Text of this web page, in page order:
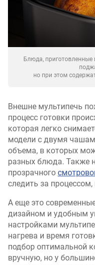
Блюда,
но при этом
Внешне мультипечь
процесс готовки
которая легко
модели с двумя
объема, в которых
разных блюда. Также
прозрачного
следить за
А еще это
дизайном и удобным
настройками
нагрева и время
подбор оптимальной
вручную, но у